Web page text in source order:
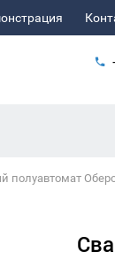
полуавтомат